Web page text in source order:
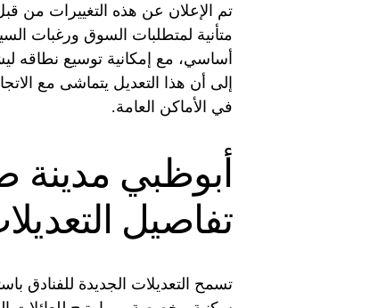
تم الإعلان عن هذه التغييرات من
متأنية لمتطلبات السوق ورغبات
أساسي، مع إمكانية توسيع نطاقه
إلى أن هذا التعديل يتماشى مع
في الأماكن العامة.
أبوظبي مدينة
تفاصيل
تسمح التعديلات الجديدة للفنادق